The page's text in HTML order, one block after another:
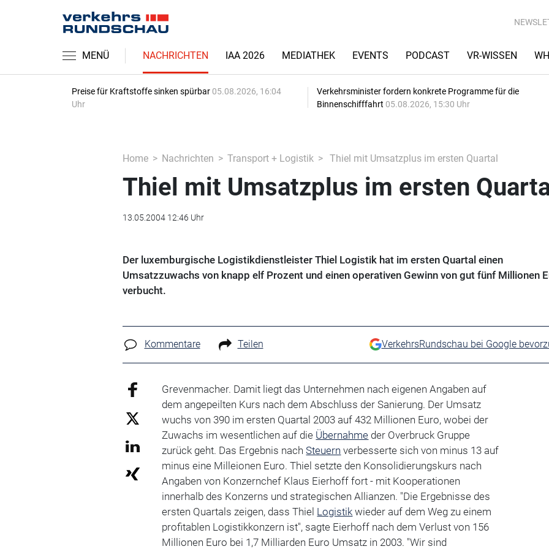
MENÜ NACHRICHTEN IAA 2026 MEDIATHEK EVENTS PODCAST VR-WISSEN
Preise für Kraftstoffe sinken spürbar 05.08.2026, 16:04
Uhr
Verkehrsminister fordern konkrete Programme für die
Binnenschifffahrt 05.08.2026, 15:30 Uhr
Home Nachrichten Transport + Logistik Thiel mit Umsatzplus im ersten Quartal
Thiel mit Umsatzplus im ersten
13.05.2004 12:46 Uhr
Der luxemburgische Logistikdienstleister Thiel Logistik hat im ersten Quartal einen
Umsatzzuwachs von knapp elf Prozent und einen operativen Gewinn von gut fünf Millionen
verbucht.
Kommentare Teilen VerkehrsRundschau bei Google
Grevenmacher. Damit liegt das Unternehmen nach eigenen Angaben auf
dem angepeilten Kurs nach dem Abschluss der Sanierung. Der Umsatz
wuchs von 390 im ersten Quartal 2003 auf 432 Millionen Euro, wobei der
Zuwachs im wesentlichen auf die Übernahme der Overbruck Gruppe
zurück geht. Das Ergebnis nachSteuern verbesserte sich von minus 13 auf
minus eine Milleionen Euro. Thiel setzte den Konsolidierungskurs nach
Angaben von Konzernchef Klaus Eierhoff fort - mit Kooperationen
innerhalb des Konzerns und strategischen Allianzen. "Die Ergebnisse des
ersten Quartals zeigen, dass Thiel Logistik wieder auf dem Weg zu einem
profitablen Logistikkonzern ist", sagte Eierhoff nach dem Verlust von 156
Millionen Euro bei 1,7 Milliarden Euro Umsatz in 2003. "Wir sind